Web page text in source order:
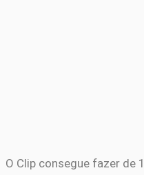
O Clip consegue fazer de